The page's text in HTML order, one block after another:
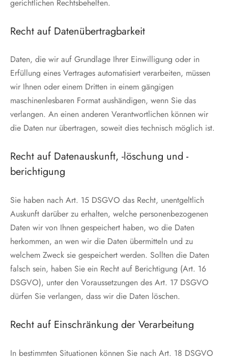
gerichtlichen Rechtsbehelfen.
Recht auf Datenübertragbarkeit
Daten, die wir auf Grundlage Ihrer Einwilligung oder in
Erfüllung eines Vertrages automatisiert verarbeiten, müssen
wir Ihnen oder einem Dritten in einem gängigen
maschinenlesbaren Format aushändigen, wenn Sie das
verlangen. An einen anderen Verantwortlichen können wir
die Daten nur übertragen, soweit dies technisch möglich ist.
Recht auf Datenauskunft, -löschung und -
berichtigung
Sie haben nach Art. 15 DSGVO das Recht, unentgeltlich
Auskunft darüber zu erhalten, welche personenbezogenen
Daten wir von Ihnen gespeichert haben, wo die Daten
herkommen, an wen wir die Daten übermitteln und zu
welchem Zweck sie gespeichert werden. Sollten die Daten
falsch sein, haben Sie ein Recht auf Berichtigung (Art. 16
DSGVO), unter den Voraussetzungen des Art. 17 DSGVO
dürfen Sie verlangen, dass wir die Daten löschen.
Recht auf Einschränkung der Verarbeitung
In bestimmten Situationen können Sie nach Art. 18 DSGVO